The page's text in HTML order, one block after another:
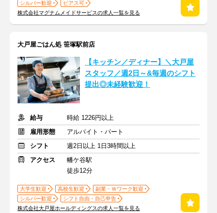
シルバー歓迎
ピアス可
株式会社マグナムメイドサービスの求人一覧を見る
大戸屋ごはん処 笹塚駅前店
【キッチン／ディナー】＼大戸屋
スタッフ／週2日～&毎週のシフト
提出◎未経験歓迎！
給与
時給 1226円以上
雇用形態
アルバイト・パート
シフト
週2日以上 1日3時間以上
アクセス
幡ケ谷駅
徒歩12分
大学生歓迎 高校生歓迎
副業・Ｗワーク歓迎
シルバー歓迎
シフト自由・自己申告
株式会社大戸屋ホールディングスの求人一覧を見る